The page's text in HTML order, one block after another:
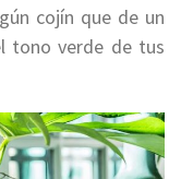
cojín que de un
tono verde de tus